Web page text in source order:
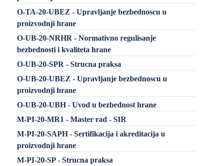
O-TA-20-UBEZ - Upravljanje bezbednoscu u
proizvodnji hrane
O-UB-20-NRHR - Normativno regulisanje
bezbednosti i kvaliteta hrane
O-UB-20-SPR - Strucna praksa
O-UB-20-UBEZ - Upravljanje bezbednoscu u
proizvodnji hrane
O-UB-20-UBH - Uvod u bezbednost hrane
M-PI-20-MR1 - Master rad - SIR
M-PI-20-SAPH - Sertifikacija i akreditacija u
proizvodnji hrane
M-PI-20-SP - Strucna praksa